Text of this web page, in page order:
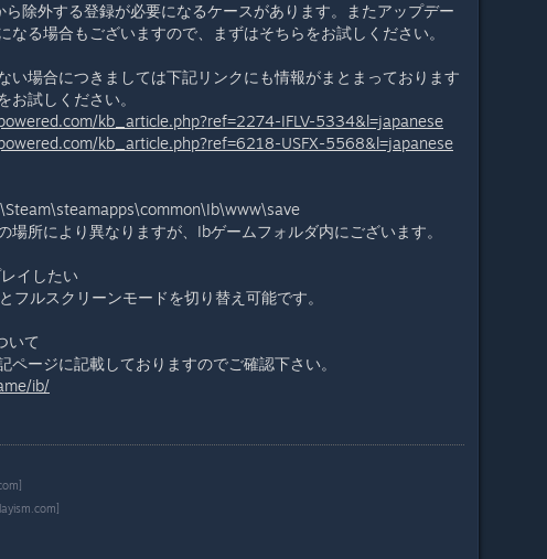
除外する登録が必要になるケースがあります。またアップデー
なる場合もございますので、まずはそちらをお試しください。
い場合につきましては下記リンクにも情報がまとまっております
お試しください。
kb_article.php?ref=2274-IFLV-5334&l=japanese
kb_article.php?ref=6218-USFX-5568&l=japanese
場所により異なりますが、Ibゲームフォルダ内にございます。
イしたい
フルスクリーンモードを切り替え可能です。
いて
ページに記載しておりますのでご確認下さい。
ib/